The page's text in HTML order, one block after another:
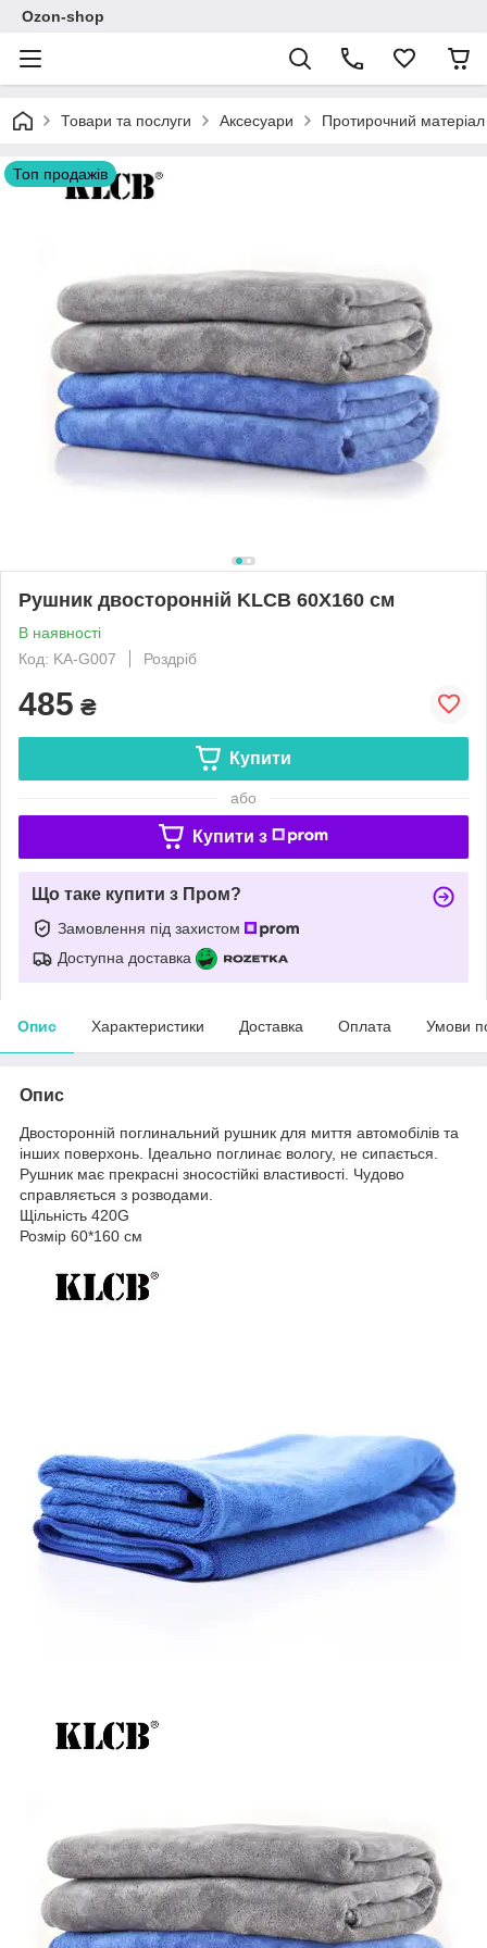
Ozon-shop
Товари та послуги Аксесуари Протирочний матеріал
Топ продажів
Рушник двосторонній KLCB 60Х160 см
В наявності
Код: KA-G007
Роздріб
485 ₴
Купити
або
Купити з
Що таке купити з Пром?
Замовлення під захистом
Доступна доставка
Опис Характеристики Доставка Оплата Умови
Опис
Двосторонній поглинальний рушник для миття автомобілів та
інших поверхонь. Ідеально поглинає вологу, не сипається.
Рушник має прекрасні зносостійкі властивості. Чудово
справляється з розводами.
Щільність 420G
Розмір 60*160 см